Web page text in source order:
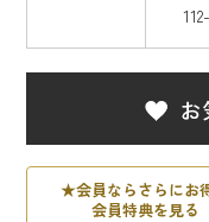
★会員ならさらにお
会員特典を見る